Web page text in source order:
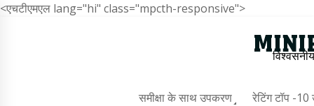
<एचटीएमएल lang="hi" class="mpcth-responsive">
समीक्षा के साथ उपकरण रेटिंग टॉप -